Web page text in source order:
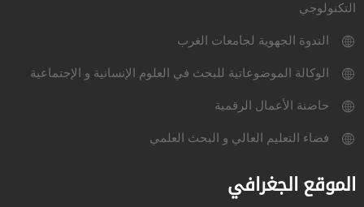
التكنولوجي
الندوة الجهوية لجامعات الغرب
الوكالة الموضوعاتية للبحث في العلوم الإنسانية و الإجتماعية
حاضنة الأعمال الرقمية
فضاء التعليم العالي و البحث العلمي
الموقع الجغرافي